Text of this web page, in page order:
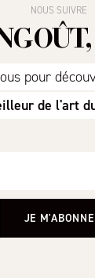
NOUS SUIVRE
pour
de l'art
JE M'ABONNE